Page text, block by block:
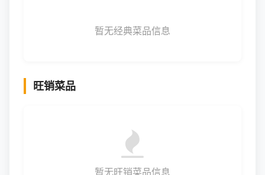
暂无经典菜品信息
旺销菜品
暂无旺销菜品信息